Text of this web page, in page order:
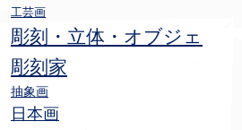
工芸画
彫刻・立体・オブジェ
彫刻家
抽象画
日本画